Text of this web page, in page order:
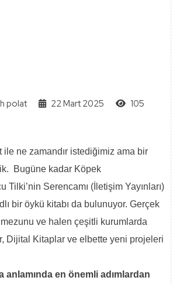
polat 22 Mart 2025 105
ne zamandır istediğimiz ama bir
Bugüne kadar Köpek
Tilki’nin Serencamı (İletişim Yayınları)
bir öykü kitabı da bulunuyor. Gerçek
ve halen çeşitli kurumlarda
Dijital Kitaplar ve elbette yeni projeleri
en önemli adımlardan